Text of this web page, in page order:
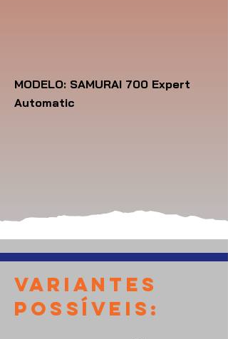
MODELO: SAMURAI 700 Expert
Automatic
VARIANTES
POSSÍVEIS: